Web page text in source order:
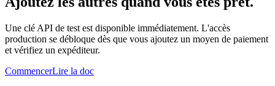
Une clé API de test est disponible immédiatement. L'accès
production se débloque dès que vous ajoutez un moyen de paiement
et vérifiez un expéditeur.
CommencerLire la doc